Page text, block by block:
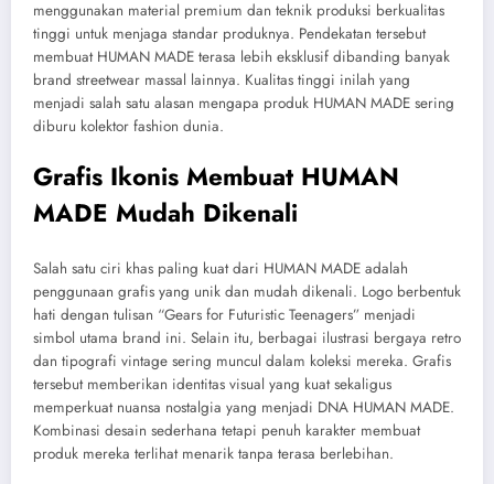
menggunakan material premium dan teknik produksi berkualitas
tinggi untuk menjaga standar produknya. Pendekatan tersebut
membuat HUMAN MADE terasa lebih eksklusif dibanding banyak
brand streetwear massal lainnya. Kualitas tinggi inilah yang
menjadi salah satu alasan mengapa produk HUMAN MADE sering
diburu kolektor fashion dunia.
Grafis Ikonis Membuat HUMAN
MADE Mudah Dikenali
Salah satu ciri khas paling kuat dari HUMAN MADE adalah
penggunaan grafis yang unik dan mudah dikenali. Logo berbentuk
hati dengan tulisan “Gears for Futuristic Teenagers” menjadi
simbol utama brand ini. Selain itu, berbagai ilustrasi bergaya retro
dan tipografi vintage sering muncul dalam koleksi mereka. Grafis
tersebut memberikan identitas visual yang kuat sekaligus
memperkuat nuansa nostalgia yang menjadi DNA HUMAN MADE.
Kombinasi desain sederhana tetapi penuh karakter membuat
produk mereka terlihat menarik tanpa terasa berlebihan.